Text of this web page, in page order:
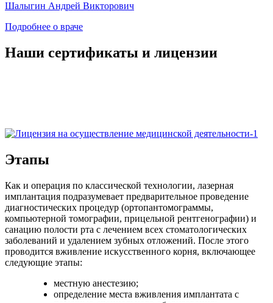
Шалыгин Андрей Викторович
Подробнее о враче
Наши сертификаты и лицензии
Этапы
Как и операция по классической технологии, лазерная
имплантация подразумевает предварительное проведение
диагностических процедур (ортопантомограммы,
компьютерной томографии, прицельной рентгенографии) и
санацию полости рта с лечением всех стоматологических
заболеваний и удалением зубных отложений. После этого
проводится вживление искусственного корня, включающее
следующие этапы:
местную анестезию;
определение места вживления имплантата с